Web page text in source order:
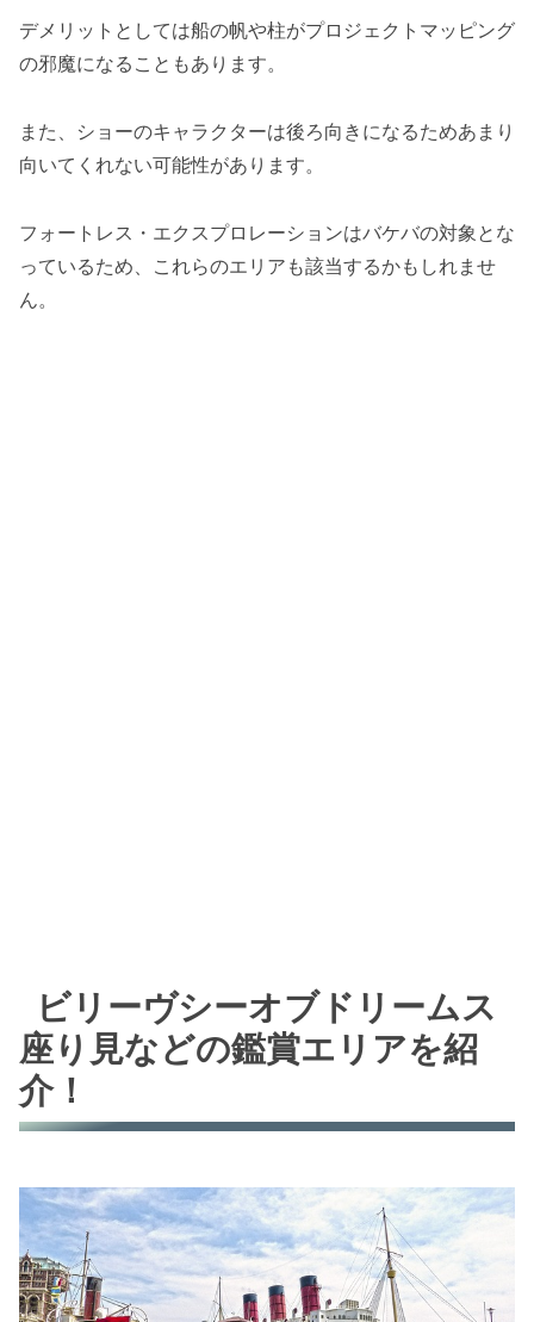
デメリットとしては船の帆や柱がプロジェクトマッピング
の邪魔になることもあります。
また、ショーのキャラクターは後ろ向きになるためあまり
向いてくれない可能性があります。
フォートレス・エクスプロレーションはバケバの対象とな
っているため、これらのエリアも該当するかもしれませ
ん。
ビリーヴシーオブドリームス
座り見などの鑑賞エリアを紹
介！